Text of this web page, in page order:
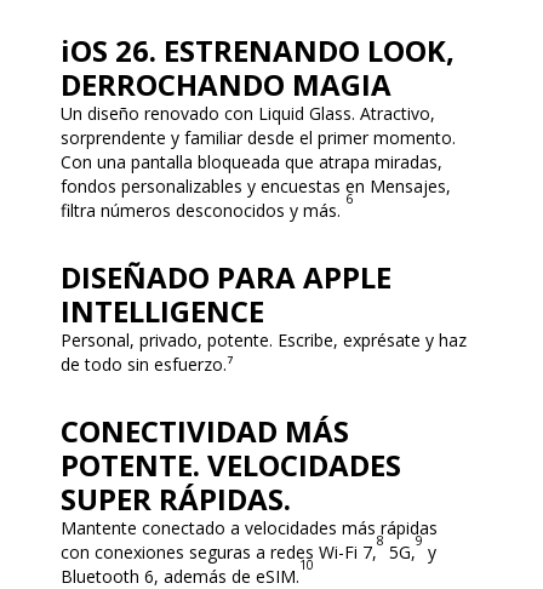
iOS 26. ESTRENANDO LOOK,
DERROCHANDO MAGIA
Un diseño renovado con Liquid Glass. Atractivo,
sorprendente y familiar desde el primer momento.
Con una pantalla bloqueada que atrapa miradas,
fondos personalizables y encuestas en Mensajes,
filtra números desconocidos y más. 6
DISEÑADO PARA APPLE
INTELLIGENCE
Personal, privado, potente. Escribe, exprésate y haz
de todo sin esfuerzo.⁷
CONECTIVIDAD MÁS
POTENTE. VELOCIDADES
SUPER RÁPIDAS.
Mantente conectado a velocidades más rápidas
con conexiones seguras a redes Wi-Fi 7,8 5G,9 y
Bluetooth 6, además de eSIM.10